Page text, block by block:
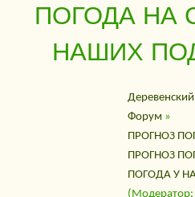
ПОГОДА НА
НАШИХ
Форум »
ПРОГНОЗ
ПРОГНОЗ
ПОГОДА У
(Модератор: